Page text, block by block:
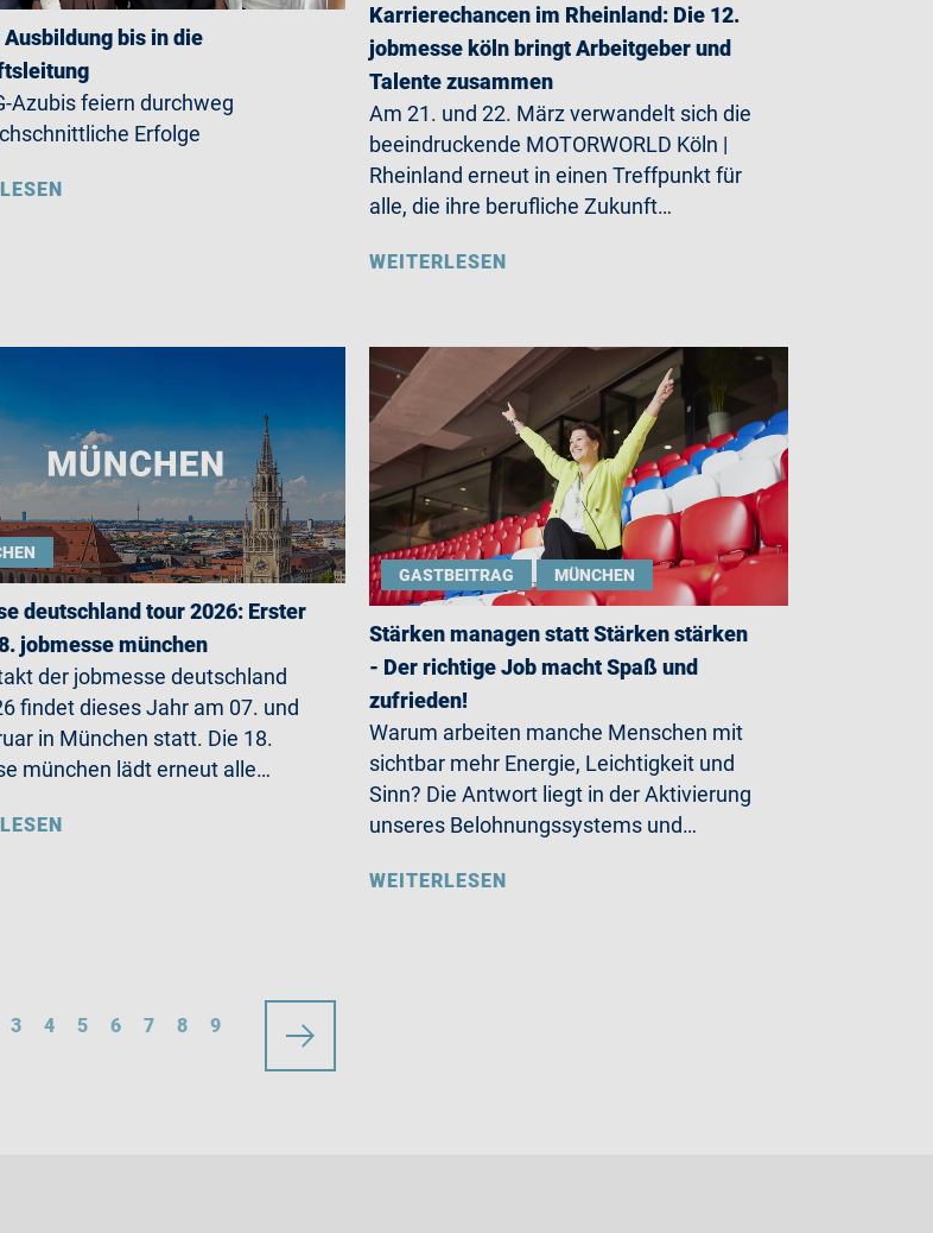
Ausbildung bis in die
Azubis feiern durchweg
Erfolge
Karrierechancen im Rheinland: Die 12.
jobmesse köln bringt Arbeitgeber und
Talente zusammen
Am 21. und 22. März verwandelt sich die
beeindruckende MOTORWORLD Köln |
Rheinland erneut in einen Treffpunkt für
alle, die ihre berufliche Zukunft…
WEITERLESEN
deutschland tour 2026: Erster
jobmesse münchen
der jobmesse deutschland
findet dieses Jahr am 07. und
in München statt. Die 18.
münchen lädt erneut alle…
GASTBEITRAG MÜNCHEN
Stärken managen statt Stärken stärken
- Der richtige Job macht Spaß und
zufrieden!
Warum arbeiten manche Menschen mit
sichtbar mehr Energie, Leichtigkeit und
Sinn? Die Antwort liegt in der Aktivierung
unseres Belohnungssystems und…
WEITERLESEN
3 4 5 6 7 8 9